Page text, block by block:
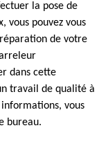
la pose de
vous pouvez vous
de votre
dans cette
travail de qualité à
vous
bureau.